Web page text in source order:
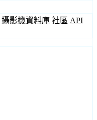
攝影機資料庫 社區 API